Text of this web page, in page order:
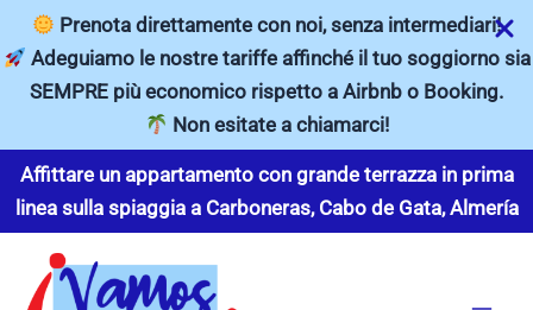
Prenota direttamente con noi, senza intermediari!
Adeguiamo le nostre tariffe affinché il tuo soggiorno sia
SEMPRE più economico rispetto a Airbnb o Booking.
Non esitate a chiamarci!
Vai
contenuto
Affittare un appartamento con grande terrazza in prima
linea sulla spiaggia a Carboneras, Cabo de Gata, Almería